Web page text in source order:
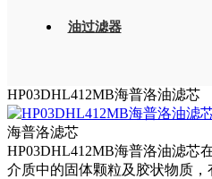
油过滤器
HP03DHL412MB海普洛油滤芯
海普洛滤芯
HP03DHL412MB海普洛油滤芯
介质中的固体颗粒及胶状物质，